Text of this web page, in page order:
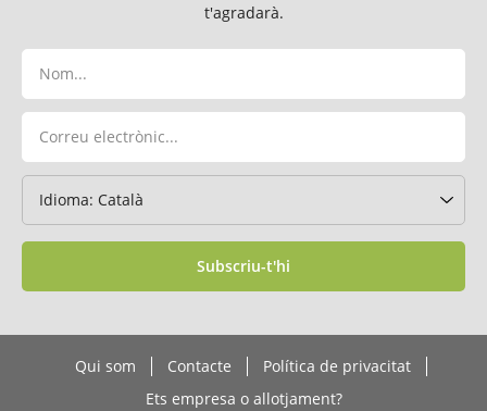
t'agradarà.
Subscriu-t'hi
Qui som Contacte
Política de privacitat
Ets empresa o allotjament?